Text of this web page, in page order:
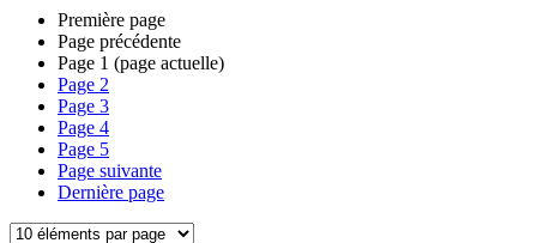
Première page
Page précédente
Page 1 (page actuelle)
Page 2
Page 3
Page 4
Page 5
Page suivante
Dernière page